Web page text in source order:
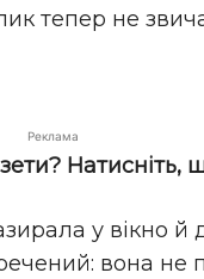
тепер не
Реклама
Натисніть,
у вікно
вона